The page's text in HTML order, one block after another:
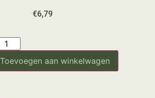
€6,79
Toevoegen aan winkelwagen